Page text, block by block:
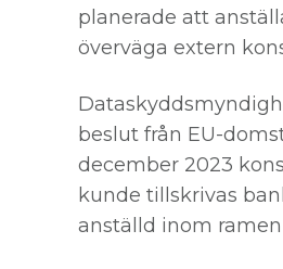
planerade att
överväga extern
beslut från EU-
december 2023
kunde tillskrivas
anställd inom